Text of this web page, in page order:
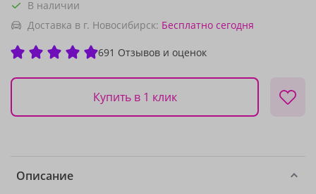
В наличии
Доставка в г. Новосибирск: Бесплатно сегодня
691 Отзывов и оценок
Купить в 1 клик
Описание